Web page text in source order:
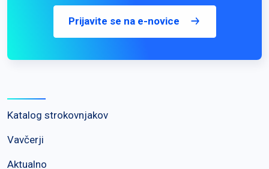
Prijavite se na e-novice
Katalog strokovnjakov
Vavčerji
Aktualno